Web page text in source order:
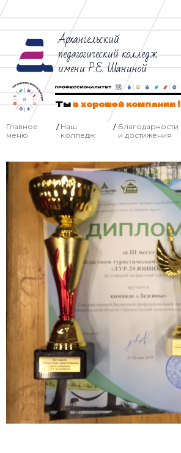
Архангельский
педагогический колледж
имени Р.Е. Шаниной
Тыв хорошей компании !
Главное
меню
/ Наш
колледж
/ Благодарности
и достижения